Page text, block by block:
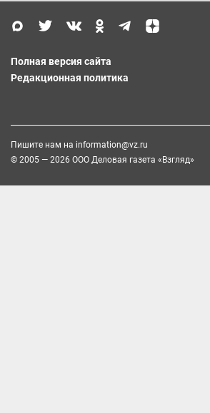
Полная версия сайта
Редакционная политика
Пишите нам на information@vz.ru
© 2005 — 2026 ООО Деловая газета «Взгляд»